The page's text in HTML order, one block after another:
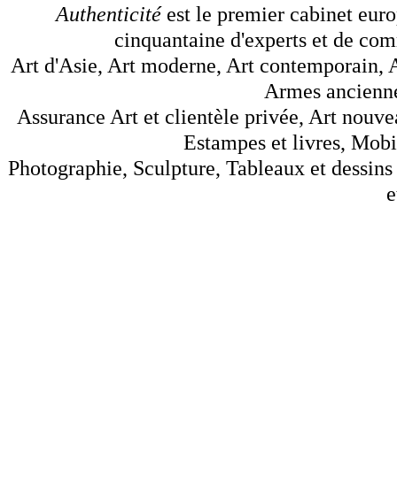
Authenticitéest le premier cabinet
cinquantaine d'experts et de
Art d'Asie, Art moderne, Art contemporain,
Armes
Assurance Art et clientèle privée, Art
Estampes et livres,
Photographie, Sculpture, Tableaux et